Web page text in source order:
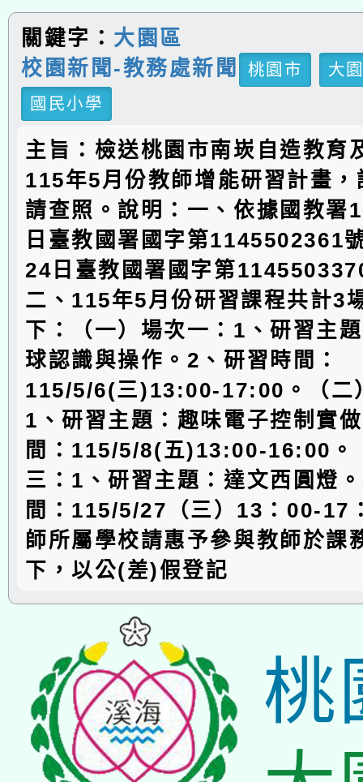
關鍵字： 大園區
校園新聞-教務處新聞
桃園市
大
國民小學
主旨：檢送桃園市南崁自造教育
115年5月份教師增能研習計畫，
請查照。說明：一、依據國教署
日臺教國署國字第1145502361
24日臺教國署國字第
二、115年5月份研習課程共計3
下：（一）場次一：1、研習主
球認識與操作。2、研習時間：
115/5/6(三)13:00-17:00。（二
1、研習主題：趣味電子控制實
間：115/5/8(五)13:00-16:00。
三：1、研習主題：達文西圓燈
間：115/5/27（三）13：00-17
師所屬學校請惠予參與教師於課
下，以公(差)假登記
桃